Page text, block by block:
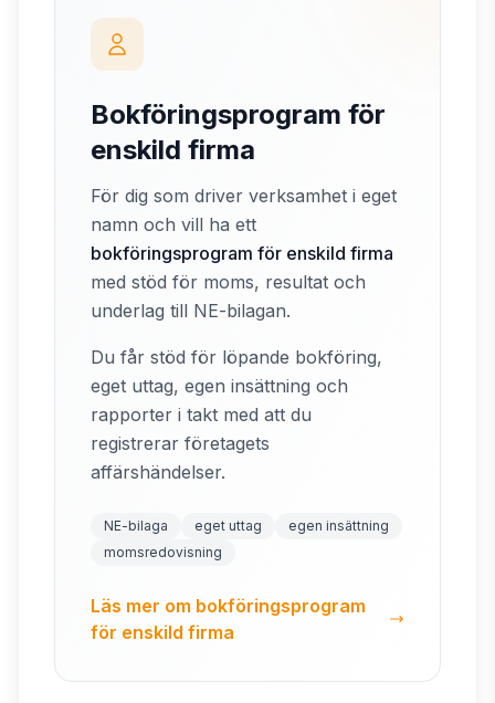
Bokföringsprogram för
enskild firma
För dig som driver verksamhet i eget
namn och vill ha ett
bokföringsprogram för enskild firma
med stöd för moms, resultat och
underlag till NE-bilagan.
Du får stöd för löpande bokföring,
eget uttag, egen insättning och
rapporter i takt med att du
registrerar företagets
affärshändelser.
NE-bilaga eget uttag
egen insättning
momsredovisning
Läs mer om bokföringsprogram
för enskild firma